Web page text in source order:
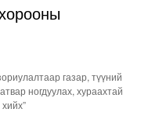
газар, түүний
ногдуулах, хураахтай